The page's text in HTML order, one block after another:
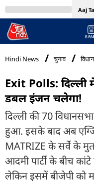
Aaj
MumbaiTak
Hindi News चुनाव
Exit Polls:
डबल इंजन चलेगा!
दिल्ली की 70
हुआ. इसके बाद अब
MATRIZE के सर्वे के
आदमी पार्टी के बीच
लेकिन इसमें बीजेपी को